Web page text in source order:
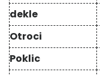
dekle
Otroci
Poklic